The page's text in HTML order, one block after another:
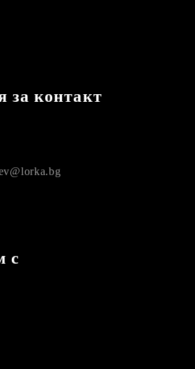
за контакт
с